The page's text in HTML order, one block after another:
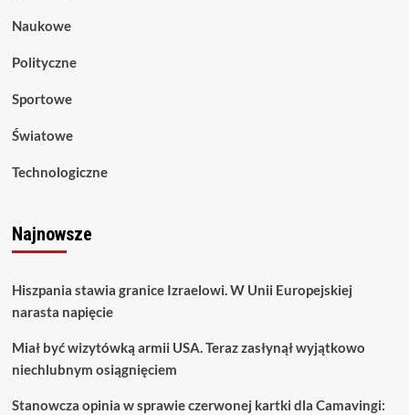
Naukowe
Polityczne
Sportowe
Światowe
Technologiczne
Najnowsze
Hiszpania stawia granice Izraelowi. W Unii Europejskiej
narasta napięcie
Miał być wizytówką armii USA. Teraz zasłynął wyjątkowo
niechlubnym osiągnięciem
Stanowcza opinia w sprawie czerwonej kartki dla Camavingi: